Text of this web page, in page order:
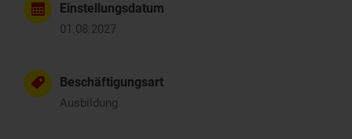
Einstellungsdatum
01.08.2027
Beschäftigungsart
Ausbildung